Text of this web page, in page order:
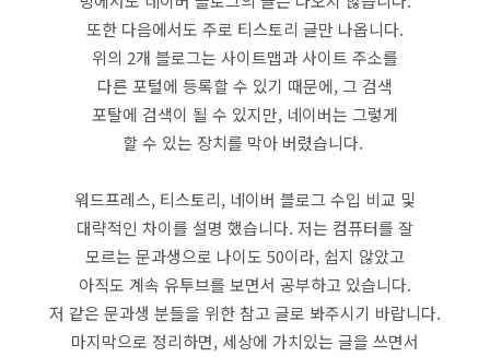
또한 다음에서도 주로 티스토리 글만 나옵니다.
위의 2개 블로그는 사이트맵과 사이트 주소를
다른 포털에 등록할 수 있기 때문에, 그 검색
포탈에 검색이 될 수 있지만, 네이버는 그렇게
할 수 있는 장치를 막아 버렸습니다.
워드프레스, 티스토리, 네이버 블로그 수입 비교 및
대략적인 차이를 설명 했습니다. 저는 컴퓨터를 잘
모르는 문과생으로 나이도 50이라, 쉽지 않았고
아직도 계속 유투브를 보면서 공부하고 있습니다.
저 같은 문과생 분들을 위한 참고 글로 봐주시기 바랍니다.
마지막으로 정리하면, 세상에 가치있는 글을 쓰면서